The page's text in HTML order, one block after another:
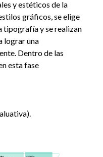
y estéticos de la
gráficos, se elige
tipografía y se realizan
lograr una
Dentro de las
esta fase